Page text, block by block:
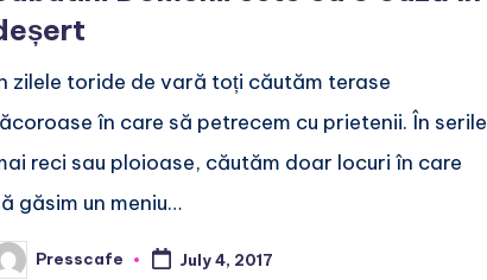
zilele toride de vară toți căutăm terase
în care să petrecem cu prietenii. În serile
reci sau ploioase, căutăm doar locuri în care
găsim un meniu…
Presscafe July 4, 2017